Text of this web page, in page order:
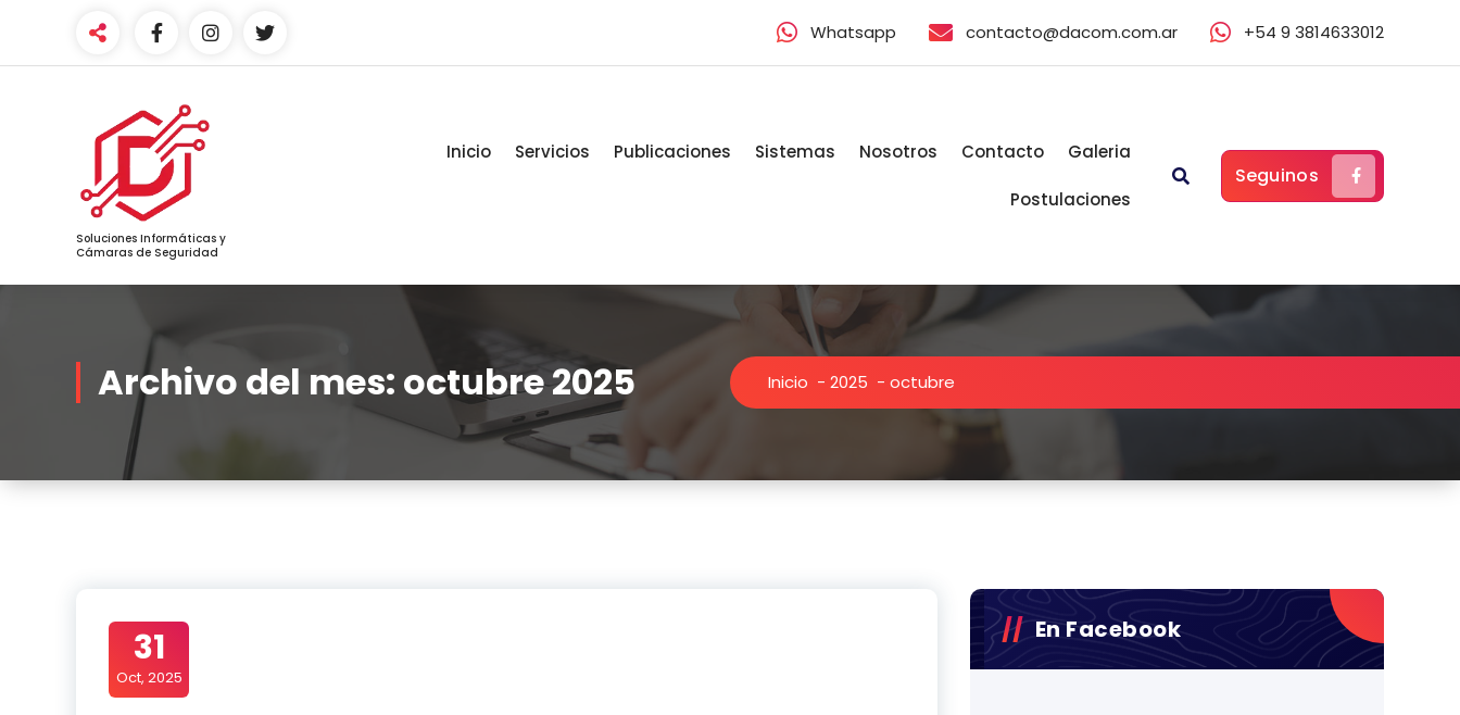
Whatsapp contacto@dacom.com.ar +54 9 3814633012
Soluciones Informáticas y
Cámaras de Seguridad
Inicio Servicios Publicaciones Sistemas Nosotros Contacto Galeria
Postulaciones
Seguinos
Archivo del mes: octubre 2025 Inicio - 2025 - octubre
31
Oct, 2025
En Facebook